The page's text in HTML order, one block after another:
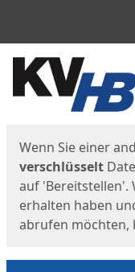
Start
Wenn Sie einer
verschlüsselt
auf 'Bereitstellen'.
erhalten haben
abrufen möchten,